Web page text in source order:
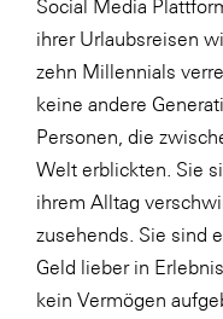
Social Media
ihrer Urlaubsreisen
zehn Millennials
keine andere
Personen, die
Welt erblickten. Sie
ihrem Alltag
zusehends. Sie sind
Geld lieber in
kein Vermögen